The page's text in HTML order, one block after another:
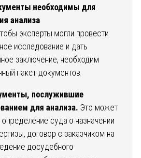
необходимы для
анализа
эксперты могли провести
исследование и дать
заключение, необходим
пакет документов.
послужившие
для анализа. Это может
суда о назначении
договор с заказчиком на
досудебного